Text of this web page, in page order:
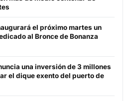
el próximo martes un
al Bronce de Bonanza
una inversión de 3 millones
el dique exento del puerto de